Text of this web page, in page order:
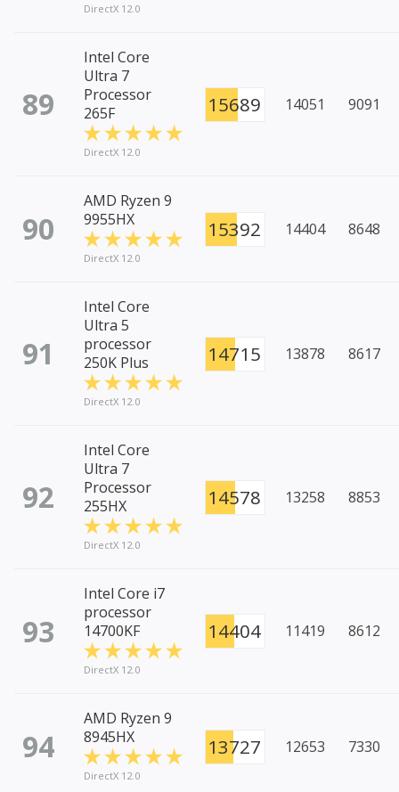
DirectX 12.0
89
Intel Core
Ultra 7
Processor
265F
DirectX 12.0
15689 14051 9091
90
AMD Ryzen 9
9955HX
DirectX 12.0
15392 14404 8648
91
Intel Core
Ultra 5
processor
250K Plus
DirectX 12.0
14715 13878 8617
92
Intel Core
Ultra 7
Processor
255HX
DirectX 12.0
14578 13258 8853
93
Intel Core i7
processor
14700KF
DirectX 12.0
14404 11419 8612
94
AMD Ryzen 9
8945HX
DirectX 12.0
13727 12653 7330